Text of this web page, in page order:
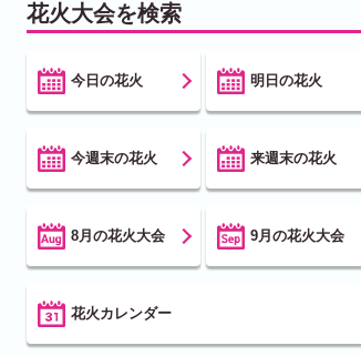
花火大会を検索
今日の花火 明日の花火
今週末の花火 来週末の花火
8月の花火大会 9月の花火大会
花火カレンダー